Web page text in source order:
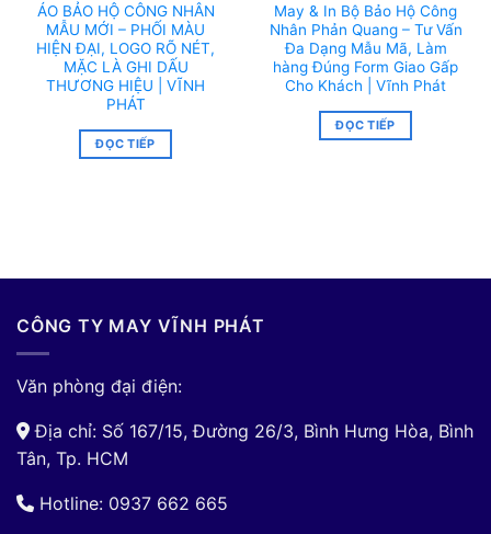
ÁO BẢO HỘ CÔNG NHÂN
MẪU MỚI – PHỐI MÀU
HIỆN ĐẠI, LOGO RÕ NÉT,
MẶC LÀ GHI DẤU
THƯƠNG HIỆU | VĨNH
PHÁT
ĐỌC TIẾP
May & In Bộ Bảo Hộ Công
Nhân Phản Quang – Tư Vấn
Đa Dạng Mẫu Mã, Làm
hàng Đúng Form Giao Gấp
Cho Khách | Vĩnh Phát
ĐỌC TIẾP
CÔNG TY MAY VĨNH PHÁT
Văn phòng đại điện:
Địa chỉ: Số 167/15, Đường 26/3, Bình Hưng Hòa, Bình
Tân, Tp. HCM
Hotline: 0937 662 665